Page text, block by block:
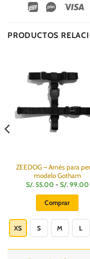
Wirecard
Vipps
PRODUCTOS
ZEEDOG – Arnés para
modelo Gotham
S/.55.00 - S/.99.00
Comprar
producto
tiene
múltiples
XS S M L